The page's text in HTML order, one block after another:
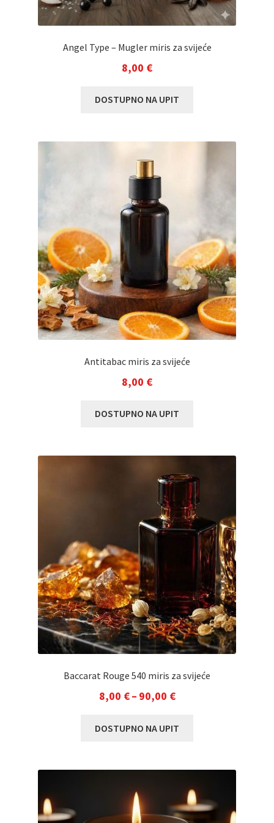
Angel Type – Mugler miris za svijeće
8,00 €
DOSTUPNO NA UPIT
Antitabac miris za svijeće
8,00 €
DOSTUPNO NA UPIT
Baccarat Rouge 540 miris za svijeće
8,00 €– 90,00 €Raspon
od
do
90,00 €
DOSTUPNO NA UPIT
više
Opcije
se